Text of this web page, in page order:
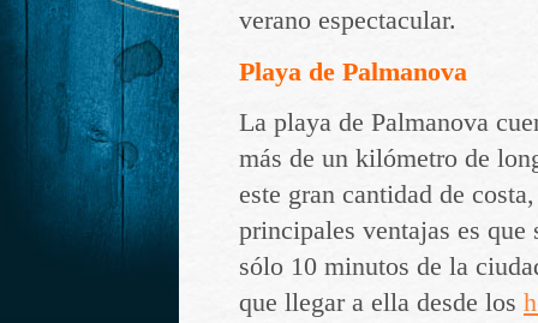
verano espectacular.
Playa de Palmanova
La playa de Palmanova
más de un kilómetro de
este gran cantidad de
principales ventajas es que
sólo 10 minutos de la
que llegar a ella desde los